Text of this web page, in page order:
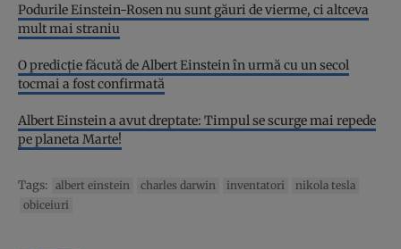
Podurile Einstein-Rosen nu sunt găuri de vierme, ci altceva
mult mai straniu
O predicție făcută de Albert Einstein în urmă cu un secol
tocmai a fost confirmată
Albert Einstein a avut dreptate: Timpul se scurge mai repede
pe planeta Marte!
Tags: albert einstein charles darwin inventatori
nikola tesla
obiceiuri